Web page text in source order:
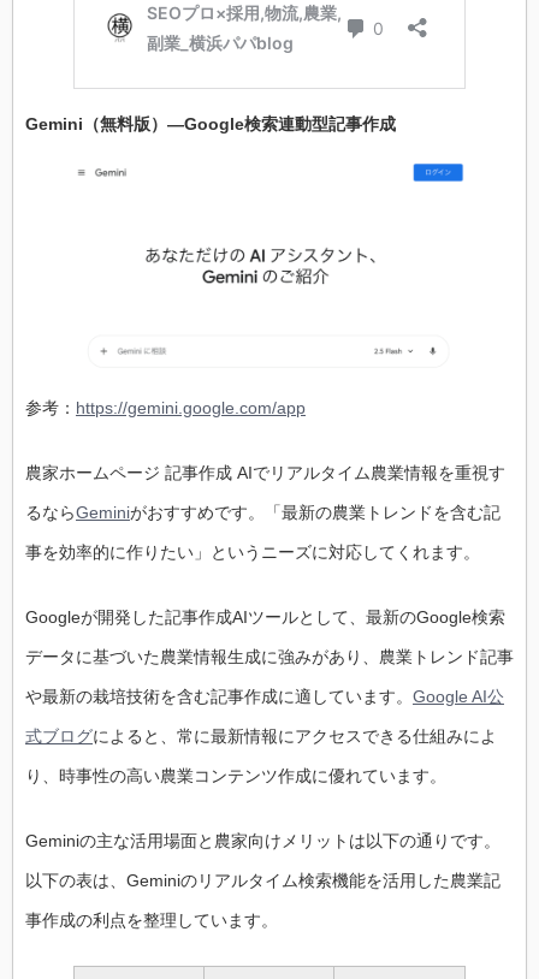
Gemini（無料版）―Google検索連動型記事作成
参考： https://gemini.google.com/app
農家ホームページ 記事作成 AIでリアルタイム農業情報を重視す
るならGeminiがおすすめです。「最新の農業トレンドを含む記
事を効率的に作りたい」というニーズに対応してくれます。
Googleが開発した記事作成AIツールとして、最新のGoogle検索
データに基づいた農業情報生成に強みがあり、農業トレンド記事
や最新の栽培技術を含む記事作成に適しています。 Google AI公
式ブログによると、常に最新情報にアクセスできる仕組みによ
り、時事性の高い農業コンテンツ作成に優れています。
Gemini の主な活用場面と農家向けメリットは以下の通りです。
以下の表は、Gemini のリアルタイム検索機能を活用した農業記
事作成の利点を整理しています。